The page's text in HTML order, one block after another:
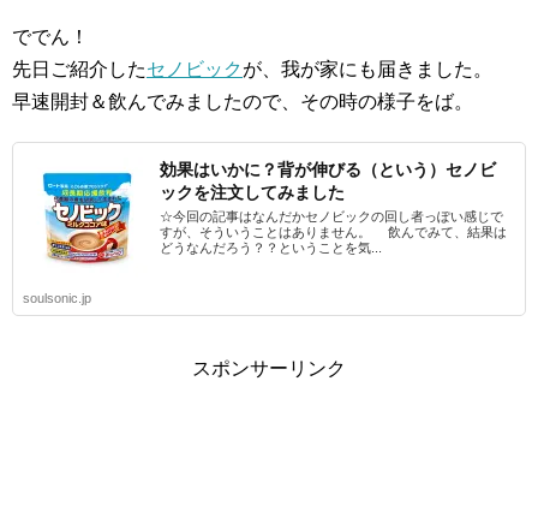
ででん！
先日ご紹介したセノビック が、我が家にも届きました。
早速開封＆飲んでみましたので、その時の様子をば。
効果はいかに？背が伸びる（という）セノビ
ックを注文してみました
☆今回の記事はなんだかセノビックの回し者っぽい感じで
すが、そういうことはありません。 飲んでみて、結果は
どうなんだろう？？ということを気...
soulsonic.jp
スポンサーリンク